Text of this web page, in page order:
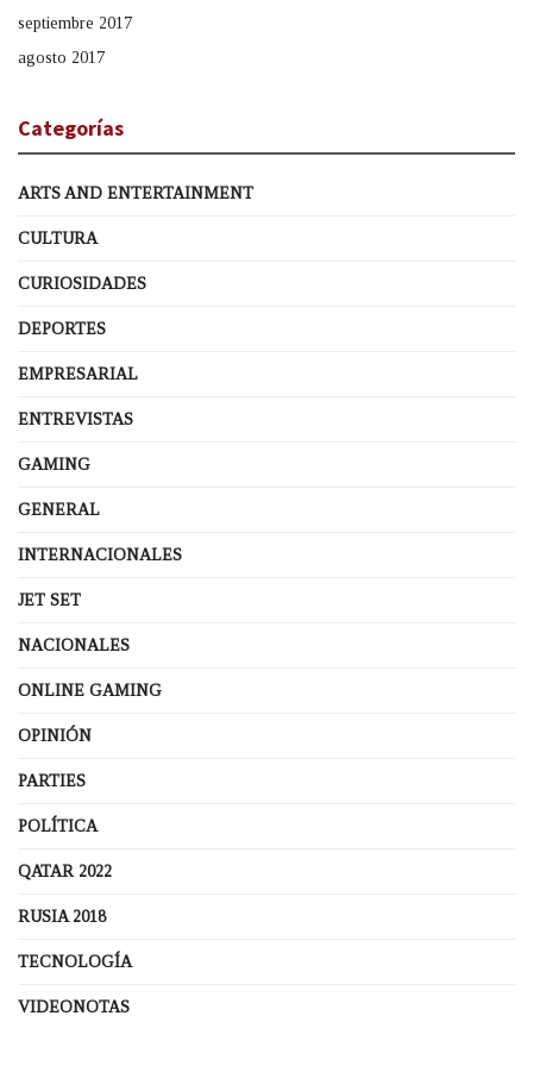
septiembre 2017
agosto 2017
Categorías
ARTS AND ENTERTAINMENT
CULTURA
CURIOSIDADES
DEPORTES
EMPRESARIAL
ENTREVISTAS
GAMING
GENERAL
INTERNACIONALES
JET SET
NACIONALES
ONLINE GAMING
OPINIÓN
PARTIES
POLÍTICA
QATAR 2022
RUSIA 2018
TECNOLOGÍA
VIDEONOTAS